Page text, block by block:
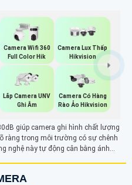
Camera Wifi 360
Full Color Hik
Camera Lux Thấp
Hikvision
Lắp Camera UNV
Ghi Âm
Camera Có Hàng
Rào Ảo Hikvision
giúp camera ghi hình chất lượng
ràng trong môi trường có sự chênh
nghệ này tự động cân bằng ánh